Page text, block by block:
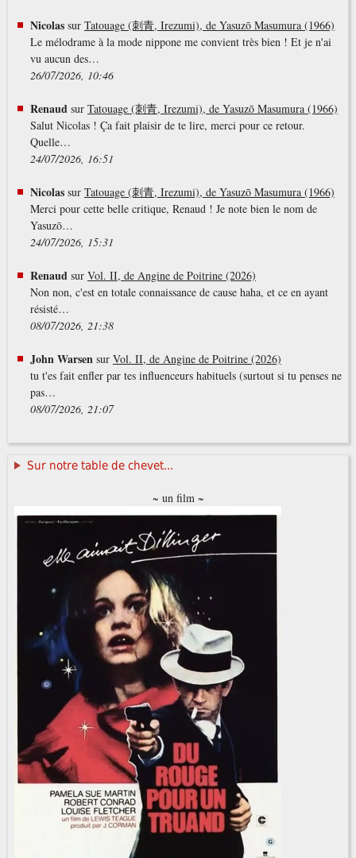
Nicolassur Tatouage (刺青, Irezumi), de Yasuzō Masumura (1966)
Le mélodrame à la mode nippone me convient très bien ! Et je n'ai
vu aucun des…
26/07/2026, 10:46
Renaud sur Tatouage (刺青, Irezumi), de Yasuzō Masumura (1966)
Salut Nicolas ! Ça fait plaisir de te lire, merci pour ce retour.
Quelle…
24/07/2026, 16:51
Nicolassur Tatouage (刺青, Irezumi), de Yasuzō Masumura (1966)
Merci pour cette belle critique, Renaud ! Je note bien le nom de
Yasuzō…
24/07/2026, 15:31
Renaud sur Vol. II, de Angine de Poitrine (2026)
Non non, c'est en totale connaissance de cause haha, et ce en ayant
résisté…
08/07/2026, 21:38
John Warsen sur Vol. II, de Angine de Poitrine (2026)
tu t'es fait enfler par tes influenceurs habituels (surtout si tu penses ne
pas…
08/07/2026, 21:07
Sur notre table de chevet...
~ un film ~